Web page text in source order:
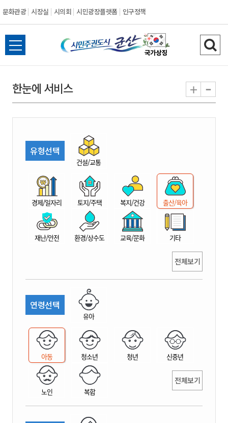
문화관광 시장실 시의회 시민광장플랫폼 인구정책
시
민
권
시
산
전
체
뉴
열
검
색
기
한눈에 서비스 + -
유형선택
건설/교통
경제/일자리 토지/주택 복지/건강 출산/육아
재난/안전 환경/상수도 교육/문화 기타
전체보기
연령선택
유아
아동 청소년 청년 신중년
노인 복합
전체보기